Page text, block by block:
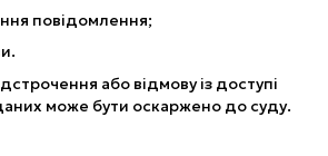
повідомлення;
або відмову із доступі
може бути оскаржено до суду.